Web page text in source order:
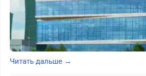
Читать дальше →